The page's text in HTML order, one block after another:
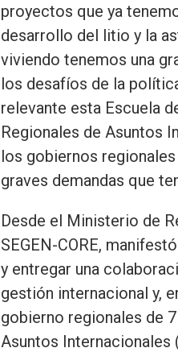
proyectos que ya
desarrollo del litio y la
viviendo tenemos una
los desafíos de la
relevante esta Escuela
Regionales de Asuntos
los gobiernos
graves demandas que
Desde el Ministerio de
SEGEN-CORE,
y entregar una
gestión internacional y,
gobierno regionales de
Asuntos Internacionales